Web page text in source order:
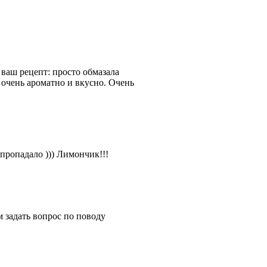
рецепт: просто обмазала
ароматно и вкусно. Очень
))) Лимончик!!!
вопрос по поводу